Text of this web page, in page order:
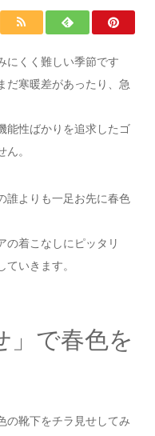
にくく難しい季節です
だ寒暖差があったり、急
能性ばかりを追求したゴ
。
誰よりも一足お先に春色
の着こなしにピッタリ
いきます。
」で春色を
の靴下をチラ見せしてみ